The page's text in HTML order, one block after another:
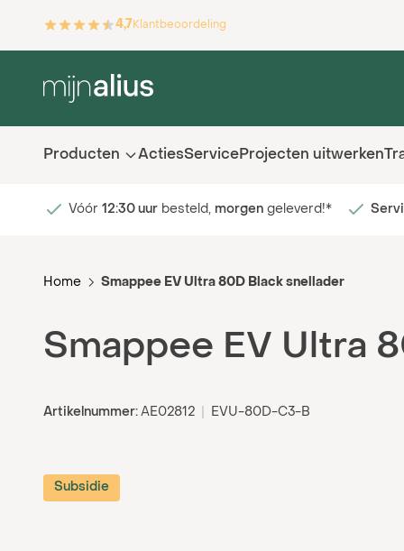
4,7 Klantbeoordeling
Producten ActiesServiceProjecten uitwerken
Vóór 12:30 uur besteld, morgen geleverd!*
Home Smappee EV Ultra 80D Black snellader
Smappee EV Ultra
Artikelnummer: AE02812 EVU-80D-C3-B
Subsidie